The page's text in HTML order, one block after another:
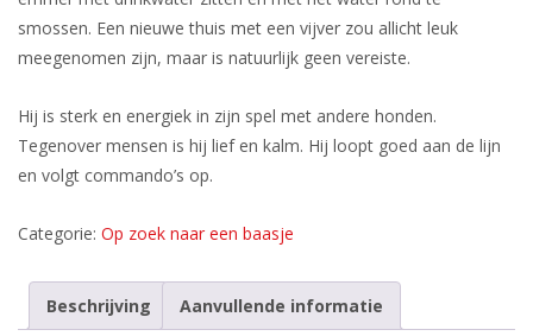
smossen. Een nieuwe thuis met een vijver zou allicht leuk
meegenomen zijn, maar is natuurlijk geen vereiste.
Hij is sterk en energiek in zijn spel met andere honden.
Tegenover mensen is hij lief en kalm. Hij loopt goed aan de lijn
en volgt commando’s op.
Categorie: Op zoek naar een baasje
Beschrijving Aanvullende informatie